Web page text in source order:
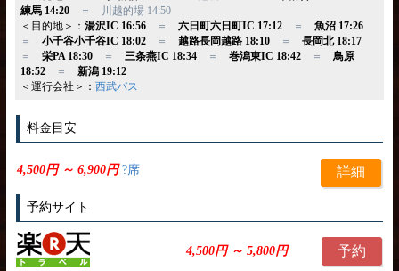
練馬 14:20＝ 川越的場 14:50
＜目的地＞： 湯沢IC 16:56＝ 六日町六日町IC 17:12＝ 魚沼 17:26
＝ 小千谷小千谷IC 18:02＝ 越路長岡越路 18:10＝ 長岡北 18:17
＝ 栄PA 18:30＝ 三条燕IC 18:34＝ 巻潟東IC 18:42＝ 鳥原
18:52＝ 新潟 19:12
＜運行会社＞： 西武バス
料金目安
4,500円 ～ 6,900円?席 詳細
予約サイト
4,500円 ～ 5,800円 予約